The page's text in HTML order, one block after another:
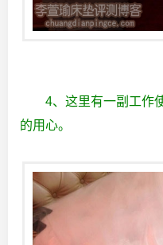
4、这里有一副工作
的用心。